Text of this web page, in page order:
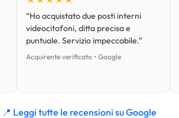
“Ho acquistato due posti interni
videocitofoni, ditta precisa e
puntuale. Servizio impeccabile.”
Acquirente verificato • Google
📍 Leggi tutte le recensioni su Google